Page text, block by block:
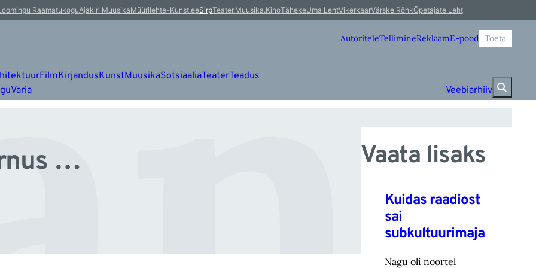
RaamatukoguAjakiri MuusikaMüürilehte-Kunst.eeSirpTeater.Muusika.KinoTähekeUma LehtVikerkaarVärske RõhkÕpetajate Leht
AutoriteleTellimineReklaamE-pood Toeta
FilmKirjandusKunstMuusikaSotsiaaliaTeaterTeadus
Varia Veebiarhiiv
… Vaata lisaks
Kuidas raadiost
sai
subkultuurimaja
Nagu oli noortel